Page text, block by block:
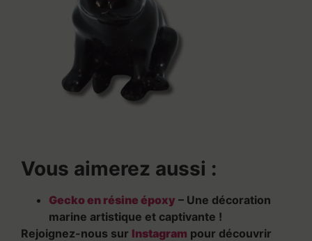
Vous aimerez aussi :
Gecko en résine époxy – Une décoration
marine artistique et captivante !
Rejoignez-nous sur Instagram pour découvrir